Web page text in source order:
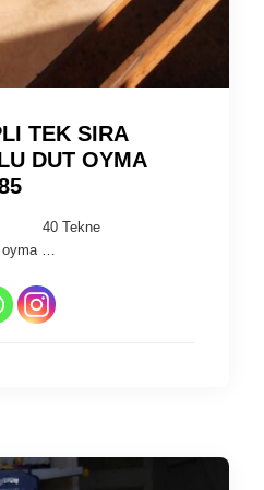
TEK SIRA
DUT OYMA
40 Tekne
…